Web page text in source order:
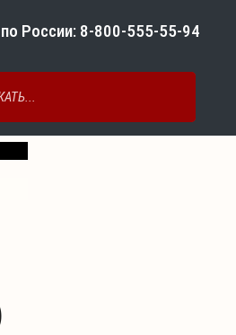
по России: 8-800-555-55-94